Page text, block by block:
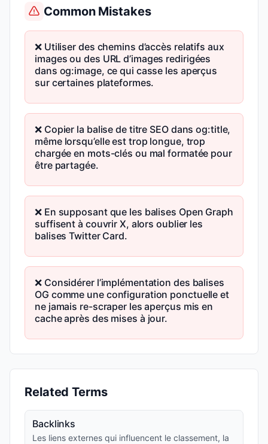
Common Mistakes
❌ Utiliser des chemins d’accès relatifs aux
images ou des URL d’images redirigées
dans og:image, ce qui casse les aperçus
sur certaines plateformes.
❌ Copier la balise de titre SEO dans og:title,
même lorsqu’elle est trop longue, trop
chargée en mots-clés ou mal formatée pour
être partagée.
❌ En supposant que les balises Open Graph
suffisent à couvrir X, alors oublier les
balises Twitter Card.
❌ Considérer l’implémentation des balises
OG comme une configuration ponctuelle et
ne jamais re-scraper les aperçus mis en
cache après des mises à jour.
Related Terms
Backlinks
Les liens externes qui influencent le classement, la